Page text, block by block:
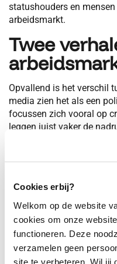
Cookies erbij?
Welkom op de website
cookies om onze
functioneren. Deze
verzamelen geen
site te verbeteren. Wil jij
statushouders en
arbeidsmarkt.
Twee
Opvallend is het verschil
media zien het als een
focussen zich vooral op
leggen juist vaker de
initiatieven en positieve
Een ding is zeker: de
analyse laat zien hoe
belicht per sector,
tegenstellingen bepalen